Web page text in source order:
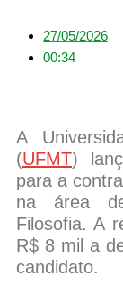
27/05/2026
00:34
A
(UFMT)
para a
na área
Filosofia. A
R$ 8 mil a
candidato.